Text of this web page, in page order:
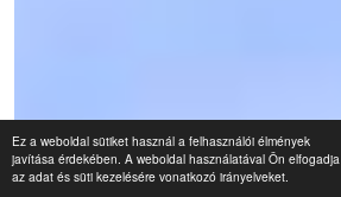
Ez a weboldal sütiket használ a felhasználói élmények
javítása érdekében. A weboldal használatával Ön elfogadja
az adat és süti kezelésére vonatkozó irányelveket.